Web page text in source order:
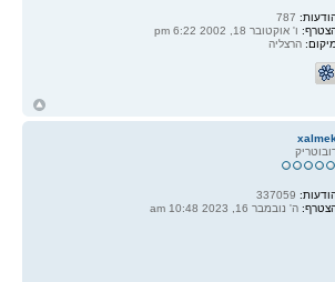
787
ו' אוקטובר 18, 2002 6:22 pm
מיקום:הרצליה
xalmek
ה' נובמבר 16, 2023 10:48 am